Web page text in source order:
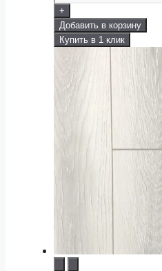
+
Добавить в корзину
Купить в 1 клик